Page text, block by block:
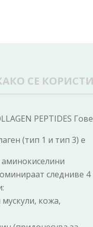
СЕ КОРИСТИ
PEPTIDES
(тип 1 и тип 3) е
следниве 4
мускули, кожа,